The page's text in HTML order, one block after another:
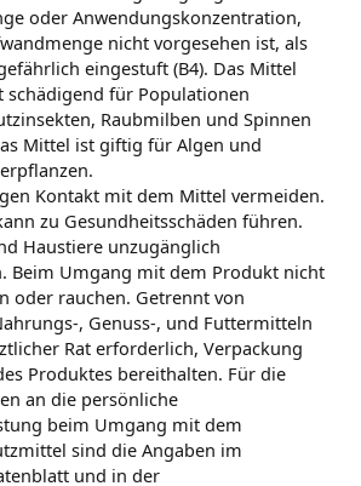
oder Anwendungskonzentration,
nicht vorgesehen ist, als
eingestuft (B4). Das Mittel
schädigend für Populationen
Raubmilben und Spinnen
Mittel ist giftig für Algen und
Kontakt mit dem Mittel vermeiden.
zu Gesundheitsschäden führen.
Haustiere unzugänglich
Beim Umgang mit dem Produkt nicht
oder rauchen. Getrennt von
, Genuss-, und Futtermitteln
Rat erforderlich, Verpackung
Produktes bereithalten. Für die
an die persönliche
beim Umgang mit dem
sind die Angaben im
und in der